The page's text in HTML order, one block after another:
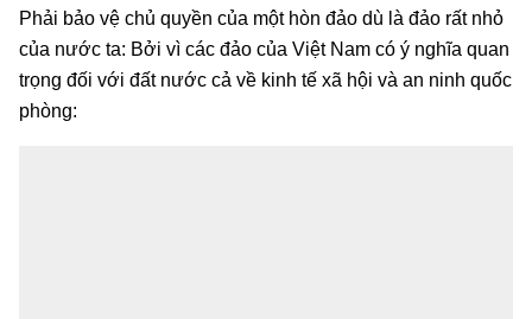
Phải bảo vệ chủ quyền của một hòn đảo dù là đảo rất nhỏ
của nước ta: Bởi vì các đảo của Việt Nam có ý nghĩa quan
trọng đối với đất nước cả về kinh tế xã hội và an ninh quốc
phòng: